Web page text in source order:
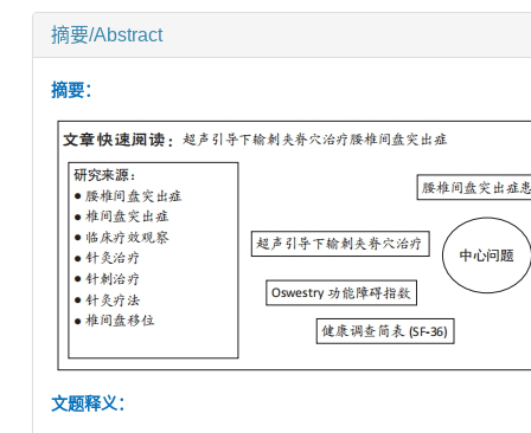
摘要/Abstract
摘要：
文题释义：